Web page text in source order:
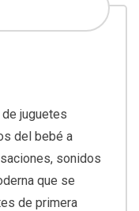
juguetes
del bebé a
sonidos
que se
de primera